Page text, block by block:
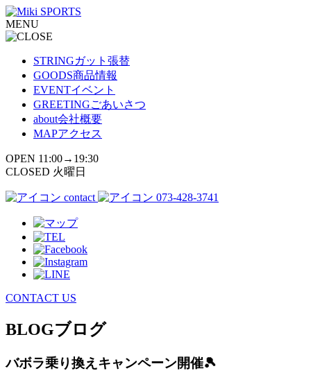
コ
ン
テ
MENU
STRINGガット張替
GOODS商品情報
EVENTイベント
GREETINGごあいさつ
about会社概要
MAPアクセス
OPEN 11:00→19:30
CLOSED 火曜日
contact 073-428-3741
CONTACT US
BLOGブログ
バボラ乗り換えキャンペーン開催🎾